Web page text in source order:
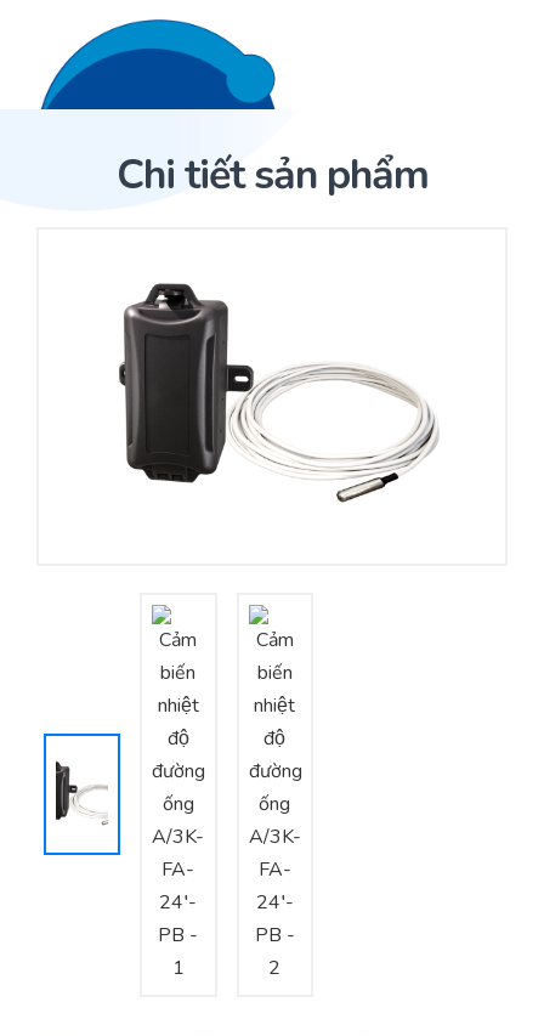
Trang Chủ
Cảm biến ACI
Nhà phân phối cảm biến
Nhà sản xuất thiết bị điều khiển
Cung cấp giải pháp quản lý cho toà nhà (BMS)
Tư vấn – Thiết kế – Cung cấp thiết bị HVAC
Tư vấn thiết kế, thi công tủ điều khiển
Thi công – Lắp đặt hệ thống HVAC
Sản phẩm
Chi tiết sản phẩm